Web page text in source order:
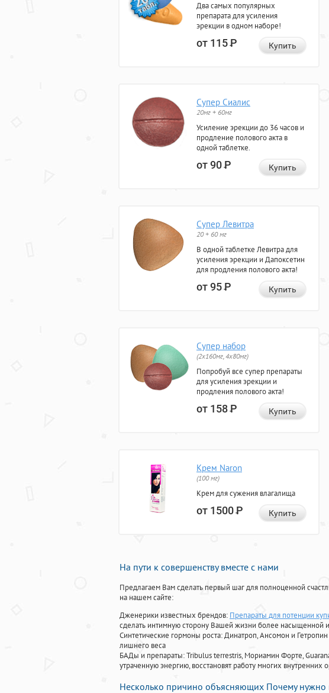
Два самых популярных
препарата для усиления
эрекции в одном наборе!
от 115Р Купить
Супер Сиалис
20мг + 60мг
Усиление эрекции до 36 часов и
продление полового акта в
одной таблетке.
от 90Р Купить
Супер Левитра
20 + 60 мг
В одной таблетке Левитра для
усиления эрекции и Дапоксетин
для продления полового акта!
от 95Р Купить
Супер набор
(2х160мг, 4х80мг)
Попробуй все супер препараты
для усиления эрекции и
продления полового акта!
от 158Р Купить
Крем Naron
(100 мг)
Крем для сужения влагалища
от 1500Р Купить
На пути к совершенству вместе с нами
Предлагаем Вам сделать первый шаг для полноценной
на нашем сайте:
Дженерики известных брендов: Препараты для потенции
сделать интимную сторону Вашей жизни более насыщенной
Синтетические гормоны роста: Динатроп, Ансомон и
лишнего веса
БАДы и препараты:Tribulus terrestris, Мориамин Форте,
утраченную энергию, восстановят работу многих внутренних
Несколько причино объясняющих Почему нужно